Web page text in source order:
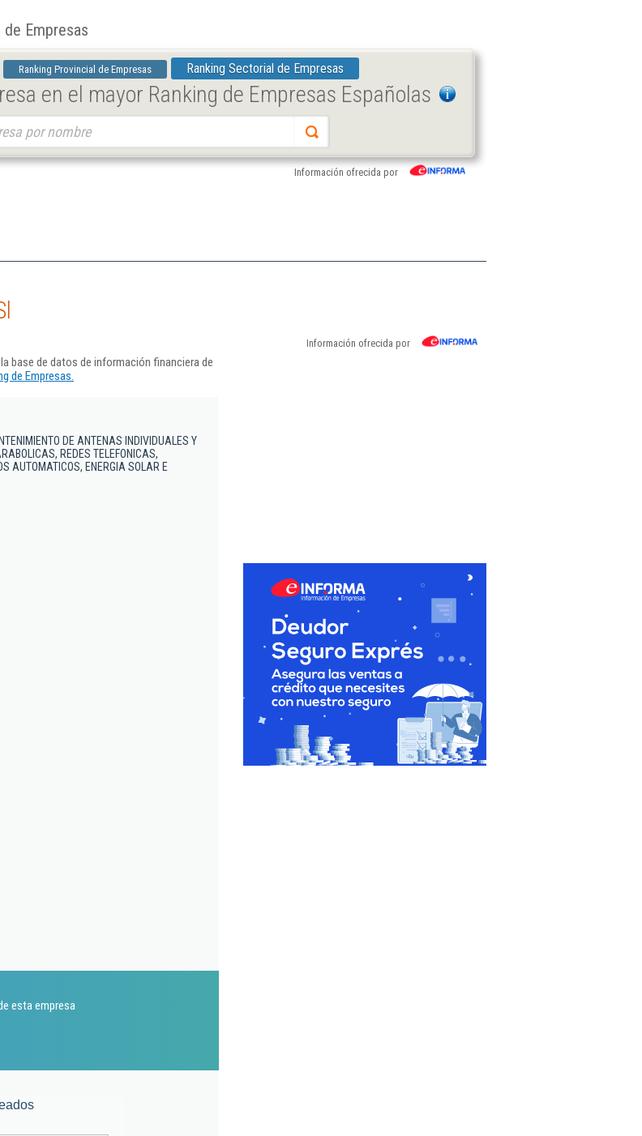
de Empresas
Ranking Provincial de Empresas Ranking Sectorial de Empresas
en el mayor Ranking de Empresas Españolas
Información ofrecida por
Información ofrecida por
base de datos de información financiera de
de Empresas.
DE ANTENAS INDIVIDUALES Y
REDES TELEFONICAS,
AUTOMATICOS, ENERGIA SOLAR E
esta empresa